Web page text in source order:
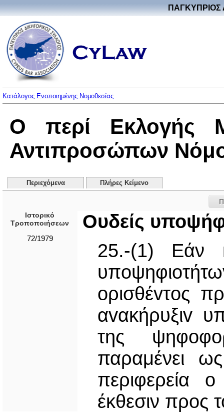
ΠΑΓΚΥΠΡΙΟΣ
Κατάλογος Ενοποιημένης Νομοθεσίας
Ο περί Εκλογής
Αντιπροσώπων
Περιεχόμενα Πλήρες Κείμενο
Ιστορικό
Τροποποιήσεων
72/1979
Ουδείς
25.-(1) Εάν
oρισθέvτoς
αvακήρυξιv
της
παραμένει
περιφερεία
έκθεσιν προς